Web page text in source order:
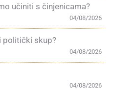
učiniti s činjenicama?
04/08/2026
politički skup?
04/08/2026
04/08/2026